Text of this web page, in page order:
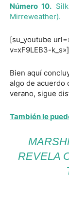
Número 10.
Mirreweather).
[su_youtube
v=xF9LEB3-k_s»]
Bien aquí
algo de acuerdo
verano, sigue
También le
REVELA